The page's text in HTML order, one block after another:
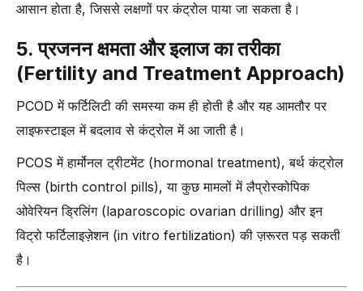
आसान होता है, जिससे लक्षणों पर कंट्रोल पाया जा सकता है।
5. प्रजनन क्षमता और इलाज का तरीका
(Fertility and Treatment Approach)
PCOD में फर्टिलिटी की समस्या कम ही होती है और यह आमतौर पर
लाइफस्टाइल में बदलाव से कंट्रोल में आ जाती है।
PCOS में हार्मोनल ट्रीटमेंट (hormonal treatment), बर्थ कंट्रोल
पिल्स (birth control pills), या कुछ मामलों में लैप्रोस्कोपिक
ओवेरियन ड्रिलिंग (laparoscopic ovarian drilling) और इन
विट्रो फर्टिलाइज़ेशन (in vitro fertilization) की ज़रूरत पड़ सकती
है।